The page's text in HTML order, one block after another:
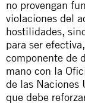
no provengan
violaciones del
hostilidades,
para ser
componente de
mano con la
de las Naciones
que debe